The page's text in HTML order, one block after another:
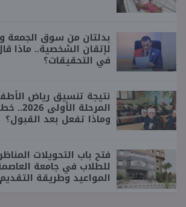
بدلتان من سوق الجمعة
لإتقان الشخصية.. ماذا
في التحقيقات؟
نتيجة تنسيق رياض
المرحلة
وماذا تفعل بعد القبول؟
فتح باب التحويلات
للطلاب في جامعة
المواعيد وطريقة التقديم